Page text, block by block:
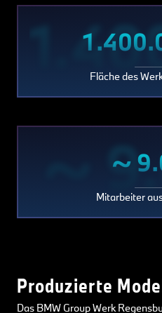
Fläche des
~ ~
Mitarbeiter
Produzierte
Das BMW Group Werk